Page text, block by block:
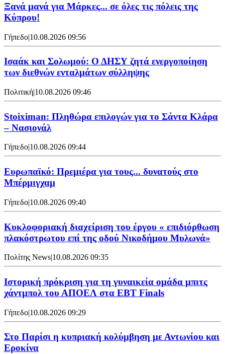
Ξανά μανά για Μάρκες... σε όλες τις πόλεις της
Κύπρου!
Γήπεδο|10.08.2026 09:56
Ισαάκ και Σολωμού: Ο ΔΗΣΥ ζητά ενεργοποίηση
των διεθνών ενταλμάτων σύλληψης
Πολιτική|10.08.2026 09:46
Stoiximan: Πληθώρα επιλογών για το Σάντα Κλάρα
– Νασιονάλ
Γήπεδο|10.08.2026 09:44
Ευρωπαϊκό: Πρεμιέρα για τους... δυνατούς στο
Μπέρμιγχαμ
Γήπεδο|10.08.2026 09:40
Κυκλοφοριακή διαχείριση του έργου « επιδιόρθωση
πλακόστρωτου επί της οδού Νικοδήμου Μυλωνά»
Πολίτης News|10.08.2026 09:35
Ιστορική πρόκριση για τη γυναικεία ομάδα μπιτς
χάντμπολ του ΑΠΟΕΛ στα EBT Finals
Γήπεδο|10.08.2026 09:29
Στο Παρίσι η κυπριακή κολύμβηση με Αντωνίου και
Εροκίνα